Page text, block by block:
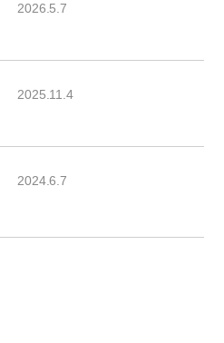
2026.5.7
2025.11.4
2024.6.7